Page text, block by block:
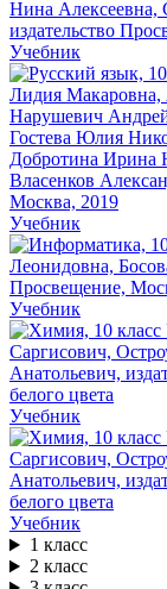
Учебник
Учебник
Учебник
Учебник
Учебник
1 класс
2 класс